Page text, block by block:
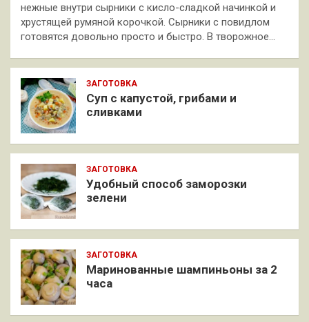
нежные внутри сырники с кисло-сладкой начинкой и
хрустящей румяной корочкой. Сырники с повидлом
готовятся довольно просто и быстро. В творожное…
ЗАГОТОВКА
Суп с капустой, грибами и
сливками
ЗАГОТОВКА
Удобный способ заморозки
зелени
ЗАГОТОВКА
Маринованные шампиньоны за 2
часа